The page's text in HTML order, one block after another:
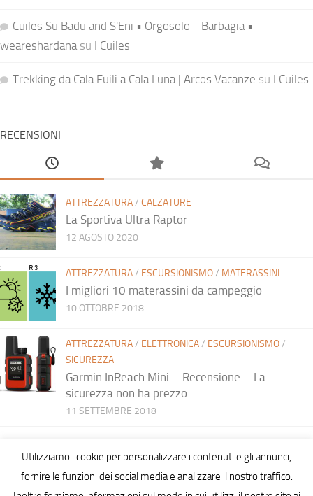
Cuiles Su Badu and S'Eni • Orgosolo - Barbagia •
weareshardanasu I Cuiles
Trekking da Cala Fuili a Cala Luna | Arcos Vacanze su I Cuiles
RECENSIONI
ATTREZZATURA/ CALZATURE
La Sportiva Ultra Raptor
12 AGOSTO 2020
ATTREZZATURA/ ESCURSIONISMO/ MATERASSINI
I migliori 10 materassini da campeggio
10 OTTOBRE 2018
ATTREZZATURA/ ELETTRONICA/ ESCURSIONISMO/
SICUREZZA
Garmin InReach Mini – Recensione – La
sicurezza non ha prezzo
11 SETTEMBRE 2018
Utilizziamo i cookie per personalizzare i contenuti e gli annunci,
fornire le funzioni dei social media e analizzare il nostro traffico.